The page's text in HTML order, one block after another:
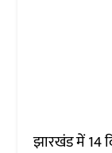
झारखंड में 14